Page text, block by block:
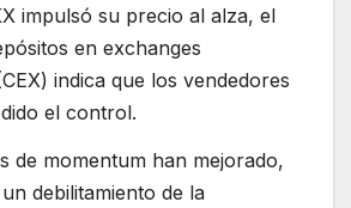
impulsó su precio al alza, el
en exchanges
indica que los vendedores
el control.
de momentum han mejorado,
debilitamiento de la